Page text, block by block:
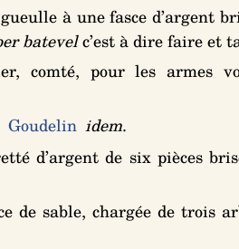
à une fasce d’argent
batevelc’est à dire faire et
comté, pour les armes
Goudelin idem.
d’argent de six pièces
de sable, chargée de trois